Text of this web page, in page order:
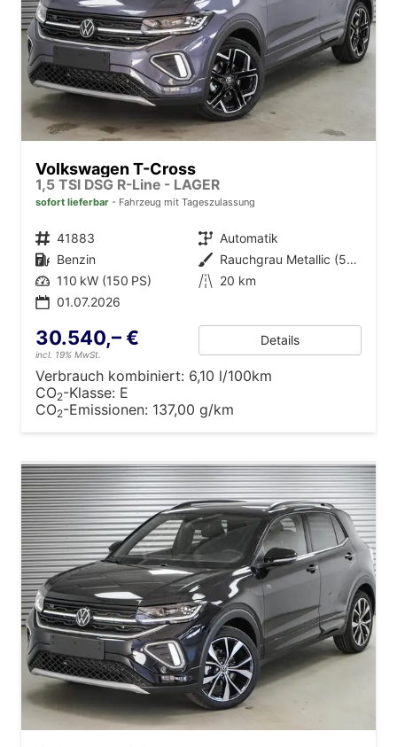
Volkswagen T-Cross
1,5 TSI DSG R-Line - LAGER
sofort lieferbar Fahrzeug mit Tageszulassung
Fahrzeugnr. 41883 Getriebe Automatik
Kraftstoff Benzin Außenfarbe
Rauchgrau Metallic (5W)
Leistung 110 kW (150 PS) Kilometerstand 20 km
01.07.2026
30.540,– €
incl. 19% MwSt.
Details
Verbrauch kombiniert: 6,10 l/100km
CO2-Klasse: E
CO2-Emissionen: 137,00 g/km